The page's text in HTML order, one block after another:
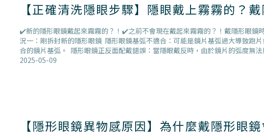
【正確清洗隱眼步驟】隱眼戴上霧霧的？
✔️新的隱形眼鏡戴起來霧霧的？！✔️之前不會現在戴起來霧霧的？！戴隱形眼鏡
況一：剛拆封新的隱形眼鏡 隱形眼鏡基弧不適合：可能是鏡片基弧過大導致跑
合的鏡片基弧。 隱形眼鏡正反面配戴錯誤：當隱眼戴反時，由於鏡片的弧度無
2025-05-09
【隱形眼鏡異物感原因】為什麼戴隱形眼